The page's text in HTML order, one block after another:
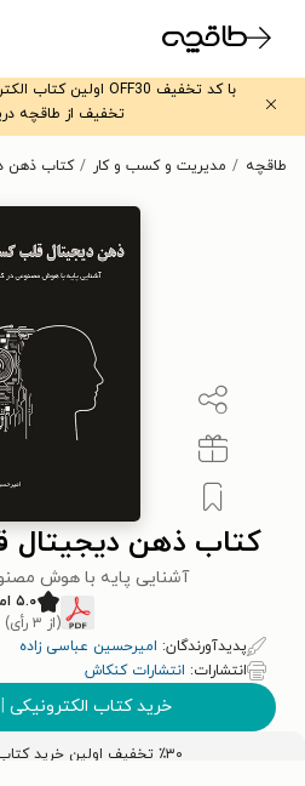
تخفیف از طاقچه
طاقچه مدیریت و کسب و کار کتاب ذهن
کتاب ذهن
آشنایی پایه با هوش
۵.۰ امتیاز
(از ۳ رأی)
پدیدآورندگان: امیرحسین عباسی زاده
انتشارات: انتشارات کنکاش
خرید کتاب الکترونیکی |
٪۳۰ تخفیف اولین خرید کتاب با کد